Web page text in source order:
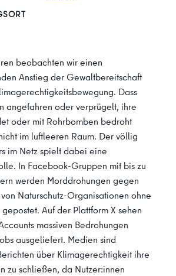
beobachten wir einen
Anstieg der Gewaltbereitschaft
Dass
angefahren oder verprügelt, ihre
oder mit Rohrbomben bedroht
im luftleeren Raum. Der völlig
im Netz spielt dabei eine
In Facebook-Gruppen mit bis zu
werden Morddrohungen gegen
Naturschutz-Organisationen ohne
Auf der Plattform X sehen
massiven Bedrohungen
ausgeliefert. Medien sind
über Klimagerechtigkeit ihre
zu schließen, da Nutzer:innen